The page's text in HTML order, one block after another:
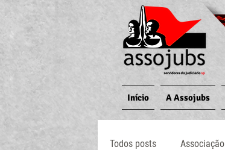
Início A Assojubs
Todos posts Associação